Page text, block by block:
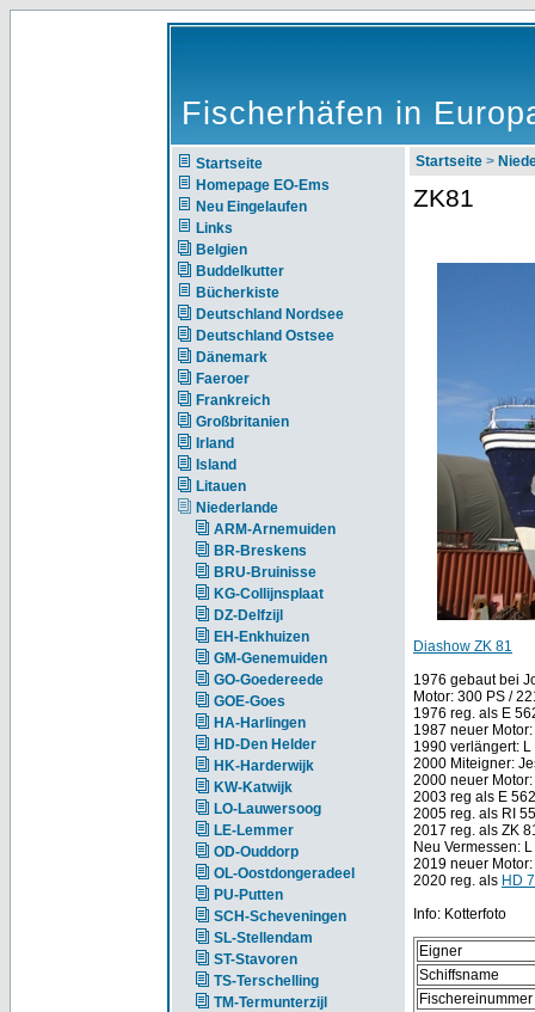
Fischerhäfen in
Startseite
Homepage EO-Ems
Neu Eingelaufen
Links
Belgien
Buddelkutter
Bücherkiste
Deutschland Nordsee
Deutschland Ostsee
Dänemark
Faeroer
Frankreich
Großbritanien
Irland
Island
Litauen
Niederlande
ARM-Arnemuiden
BR-Breskens
BRU-Bruinisse
KG-Collijnsplaat
DZ-Delfzijl
EH-Enkhuizen
GM-Genemuiden
GO-Goedereede
GOE-Goes
HA-Harlingen
HD-Den Helder
HK-Harderwijk
KW-Katwijk
LO-Lauwersoog
LE-Lemmer
OD-Ouddorp
OL-Oostdongeradeel
PU-Putten
SCH-Scheveningen
SL-Stellendam
ST-Stavoren
TS-Terschelling
TM-Termunterzijl
Startseite >
ZK81
Diashow ZK 81
1976 gebaut bei
Motor: 300 PS /
1976 reg. als E
1987 neuer
1990 verlängert: L
2000 Miteigner:
2000 neuer
2003 reg als E
2005 reg. als RI
2017 reg. als ZK
Neu Vermessen:
2019 neuer
2020 reg. als HD
Info: Kotterfoto
Eigner
Schiffsname
Fischereinummer